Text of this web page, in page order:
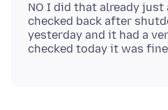
NO I did that already just
checked back after
yesterday and it had a